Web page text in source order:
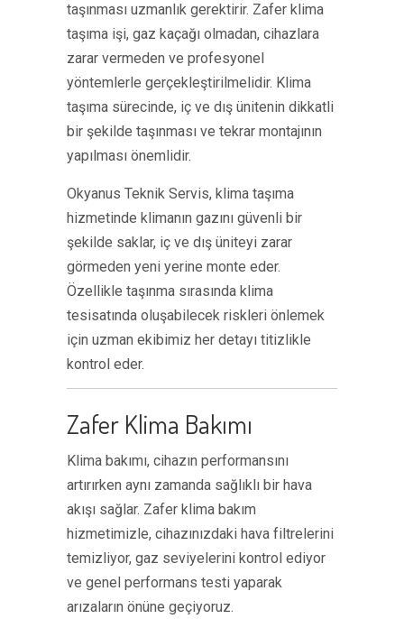
taşınması uzmanlık gerektirir. Zafer klima
taşıma işi, gaz kaçağı olmadan, cihazlara
zarar vermeden ve profesyonel
yöntemlerle gerçekleştirilmelidir. Klima
taşıma sürecinde, iç ve dış ünitenin dikkatli
bir şekilde taşınması ve tekrar montajının
yapılması önemlidir.
Okyanus Teknik Servis, klima taşıma
hizmetinde klimanın gazını güvenli bir
şekilde saklar, iç ve dış üniteyi zarar
görmeden yeni yerine monte eder.
Özellikle taşınma sırasında klima
tesisatında oluşabilecek riskleri önlemek
için uzman ekibimiz her detayı titizlikle
kontrol eder.
Zafer Klima Bakımı
Klima bakımı, cihazın performansını
artırırken aynı zamanda sağlıklı bir hava
akışı sağlar. Zafer klima bakım
hizmetimizle, cihazınızdaki hava filtrelerini
temizliyor, gaz seviyelerini kontrol ediyor
ve genel performans testi yaparak
arızaların önüne geçiyoruz.